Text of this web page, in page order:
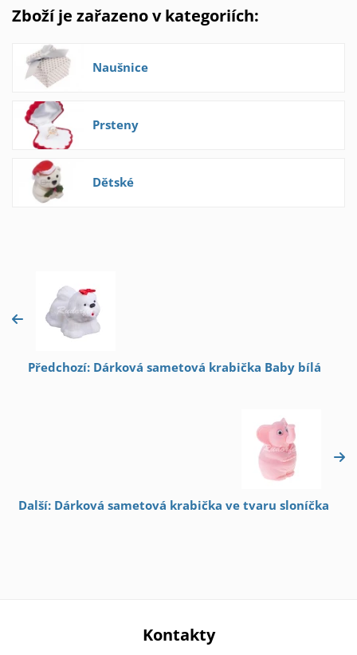
Zboží je zařazeno v kategoriích:
Naušnice
Prsteny
Dětské
Předchozí: Dárková sametová krabička Baby bílá
Další: Dárková sametová krabička ve tvaru sloníčka
Kontakty